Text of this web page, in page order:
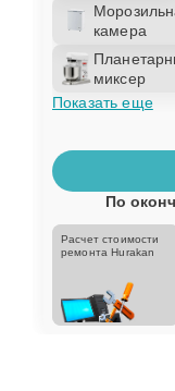
камера
миксер
Показать еще
По
Расчет стоимости
ремонта Hurakan